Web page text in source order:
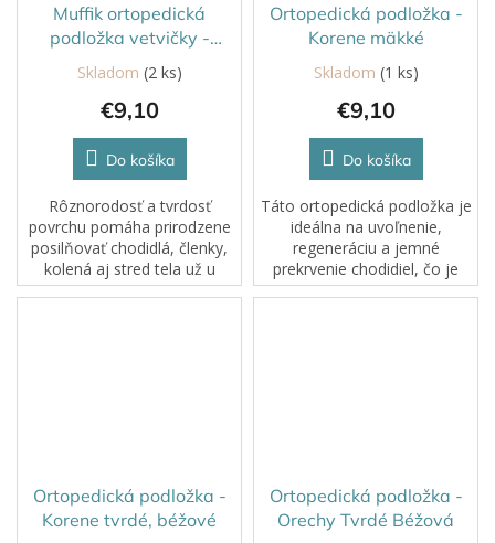
Muffik ortopedická
podložka vetvičky -
tvrdá/hnedá
Skladom (2 ks)
€9,10
Do košíka
Rôznorodosť a tvrdosť
povrchu pomáha prirodzene
posilňovať chodidlá, členky,
kolená aj stred tela už u
začínajúcich chodcov.
Ortopedická podložka -
Korene mäkké
Skladom (1 ks)
€9,10
Do košíka
Táto ortopedická podložka je
ideálna na uvoľnenie,
regeneráciu a jemné
prekrvenie chodidiel, čo je
mimoriadne dôležité pri ich
Ortopedická podložka -
Korene tvrdé, béžové
Ortopedická podložka -
Orechy Tvrdé Béžová